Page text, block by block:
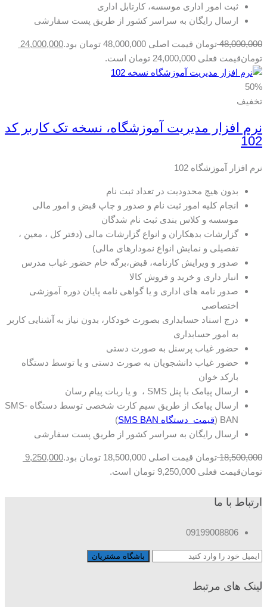
ثبت امور اداری موسسه، کارتابل اداری
ارسال رایگان به سراسر کشور از طریق پست سفارشی
48,000,000 تومان قیمت اصلی 48,000,000 تومان بود.
24,000,000
تومانقیمت فعلی 24,000,000 تومان است.
50%
تخفیف
نرم افزار مدیریت آموزشگاه، نسخه تک کاربر کد
102
نرم افزار آموزشگاه 102
بدون هیچ محدودیت در تعداد ثبت نام
انجام کلیه امور ثبت نام و صدور و چاپ قبض و امور مالی
موسسه و کلاس بندی ثبت نام شدگان
گزارشات بدهکاران و انواع گزارشات مالی (دفتر کل ، معین ،
تفصیلی و نمایش انواع نمودارهای مالی)
صدور و ویرایش کارنامه، قبض،برگه خام حضور غیاب مدرس
انبار داری و خرید و فروش کالا
صدور نامه های اداری و یا گواهی نامه پایان دوره آموزشی
اختصاصی
درج اسناد حسابداری بصورت خودکار، بدون نیاز به آشنایی کاربر
به امور حسابداری
حضور غیاب پرسنل به صورت دستی
حضور غیاب دانشجویان به صورت دستی و یا توسط دستگاه
بارکد خوان
ارسال پیامک با پنل SMS ، و یا ربات پیام رسان
ارسال پیامک از طریق سیم کارت شخصی توسط دستگاه SMS-
BAN (
قیمت دستگاه SMS BAN
)
ارسال رایگان به سراسر کشور از طریق پست سفارشی
18,500,000 تومان قیمت اصلی 18,500,000 تومان بود.
9,250,000
تومانقیمت فعلی 9,250,000 تومان است.
ارتباط با ما
09199008806
لینک های مرتبط